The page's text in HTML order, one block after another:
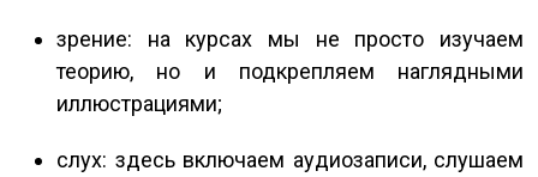
зрение: на курсах мы не просто изучаем
теорию, но и подкрепляем наглядными
иллюстрациями;
слух: здесь включаем аудиозаписи, слушаем